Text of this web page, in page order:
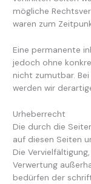
mögliche
waren zum
Eine permanente
jedoch ohne
nicht zumutbar.
werden wir
Urheberrecht
Die durch die
auf diesen Seiten
Die
Verwertung
bedürfen der